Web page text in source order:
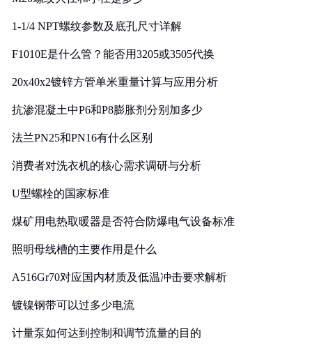
1-1/4 NPT螺纹参数及底孔尺寸详解
F1010E是什么管？能否用3205或3505代换
20x40x2镀锌方管单米重量计算与应用分析
抗渗混凝土中P6和P8膨胀剂分别加多少
法兰PN25和PN16有什么区别
消费者对洗衣机的核心需求调研与分析
U型螺栓的国家标准
煤矿用电热取暖器是否符合防爆电气设备标准
照明母线槽的主要作用是什么
A516Gr70对应国内材质及低温冲击要求解析
镀镍钢带可以过多少电流
计量泵如何达到控制和调节流量的目的